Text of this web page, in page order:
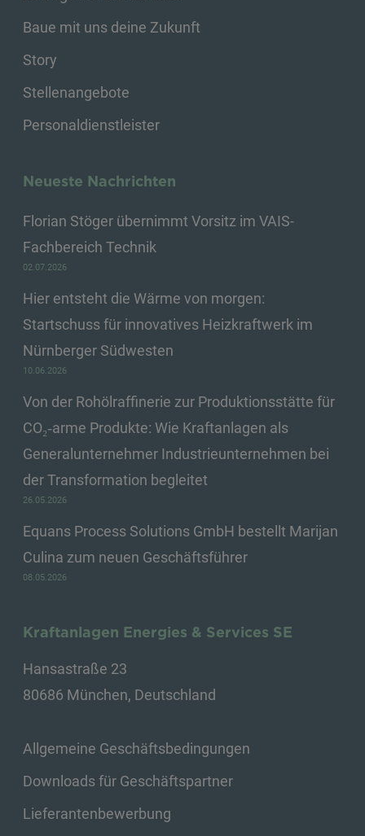
Baue mit uns deine Zukunft
Story
Stellenangebote
Personaldienstleister
Neueste Nachrichten
Florian Stöger übernimmt Vorsitz im VAIS-
Fachbereich Technik
02.07.2026
Hier entsteht die Wärme von morgen:
Startschuss für innovatives Heizkraftwerk im
Nürnberger Südwesten
10.06.2026
Von der Rohölraffinerie zur Produktionsstätte für
CO₂‑arme Produkte: Wie Kraftanlagen als
Generalunternehmer Industrieunternehmen bei
der Transformation begleitet
26.05.2026
Equans Process Solutions GmbH bestellt Marijan
Culina zum neuen Geschäftsführer
08.05.2026
Kraftanlagen Energies & Services SE
Hansastraße 23
80686 München, Deutschland
Allgemeine Geschäftsbedingungen
Downloads für Geschäftspartner
Lieferantenbewerbung